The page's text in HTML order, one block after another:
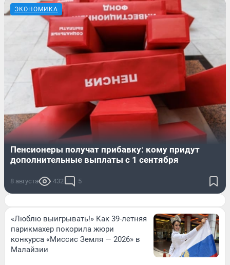
ЭКОНОМИКА
Пенсионеры получат прибавку: кому придут
дополнительные выплаты с 1 сентября
8 августа 432 5
«Люблю выигрывать!» Как 39-летняя
парикмахер покорила жюри
конкурса «Миссис Земля — 2026» в
Малайзии